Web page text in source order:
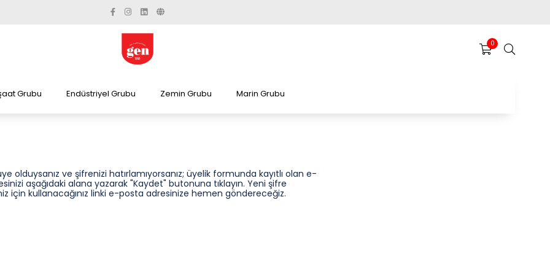
0
Grubu Endüstriyel Grubu Zemin Grubu Marin Grubu
olduysanız ve şifrenizi hatırlamıyorsanız; üyelik formunda kayıtlı olan e-
aşağıdaki alana yazarak "Kaydet" butonuna tıklayın. Yeni şifre
için kullanacağınız linki e-posta adresinize hemen göndereceğiz.